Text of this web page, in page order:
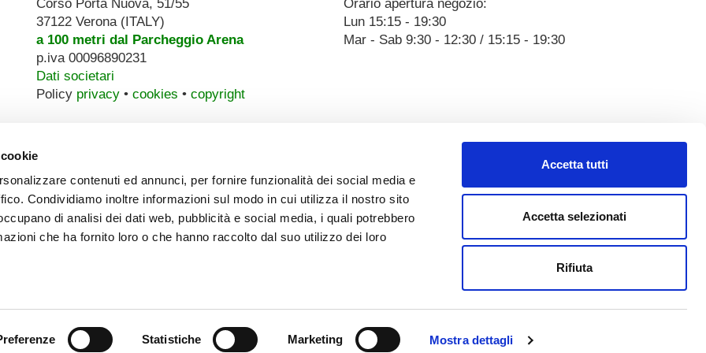
contenuti ed annunci, per fornire funzionalità dei social media e
Condividiamo inoltre informazioni sul modo in cui utilizza il nostro sito
di analisi dei dati web, pubblicità e social media, i quali potrebbero
che ha fornito loro o che hanno raccolto dal suo utilizzo dei loro
Statistiche Marketing Mostra dettagli
Accetta tutti
Accetta selezionati
Rifiuta
Corso Porta Nuova, 51/55
37122 Verona (ITALY)
a 100 metri dal Parcheggio Arena
p.iva 00096890231
Dati societari
Policy privacy• cookies • copyright
Orario apertura negozio:
Lun 15:15 - 19:30
Mar - Sab 9:30 - 12:30 / 15:15 - 19:30